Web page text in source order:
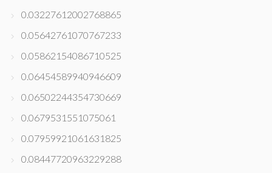
0.03227612002768865
0.05642761070767233
0.05862154086710525
0.06454589940946609
0.06502244354730669
0.0679531551075061
0.07959921061631825
0.08447720963229288